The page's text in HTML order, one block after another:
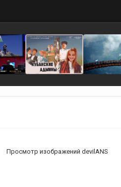
Просмотр изображений devilANS